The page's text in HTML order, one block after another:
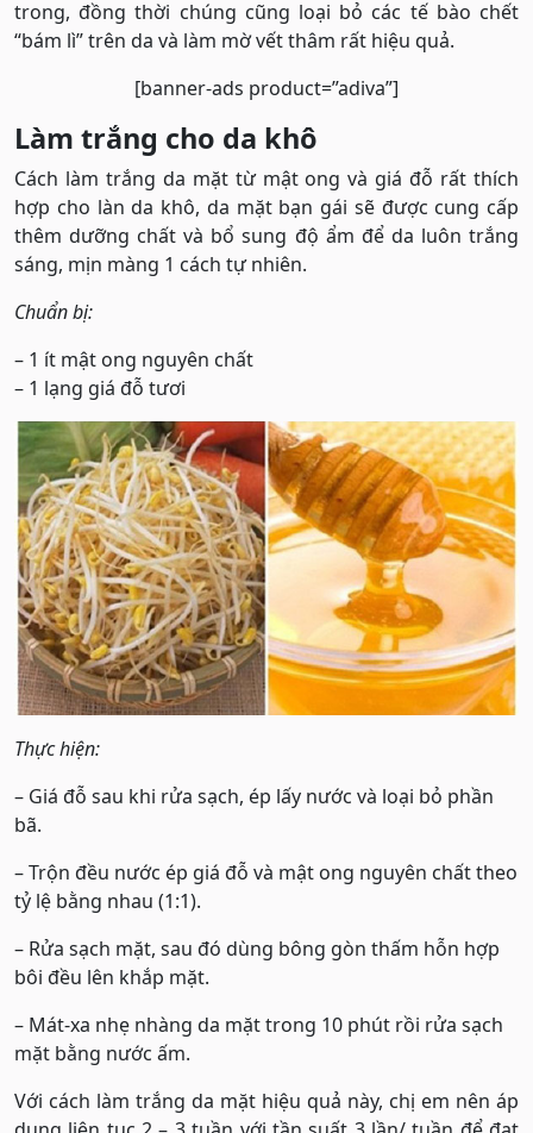
trong, đồng thời chúng cũng loại bỏ các tế bào chết
“bám lì” trên da và làm mờ vết thâm rất hiệu quả.
[banner-ads product=”adiva”]
Làm trắng cho da khô
Cách làm trắng da mặt từ mật ong và giá đỗ rất thích
hợp cho làn da khô, da mặt bạn gái sẽ được cung cấp
thêm dưỡng chất và bổ sung độ ẩm để da luôn trắng
sáng, mịn màng 1 cách tự nhiên.
Chuẩn bị:
– 1 ít mật ong nguyên chất
– 1 lạng giá đỗ tươi
Thực hiện:
– Giá đỗ sau khi rửa sạch, ép lấy nước và loại bỏ phần
bã.
– Trộn đều nước ép giá đỗ và mật ong nguyên chất theo
tỷ lệ bằng nhau (1:1).
– Rửa sạch mặt, sau đó dùng bông gòn thấm hỗn hợp
bôi đều lên khắp mặt.
– Mát-xa nhẹ nhàng da mặt trong 10 phút rồi rửa sạch
mặt bằng nước ấm.
Với cách làm trắng da mặt hiệu quả này, chị em nên áp